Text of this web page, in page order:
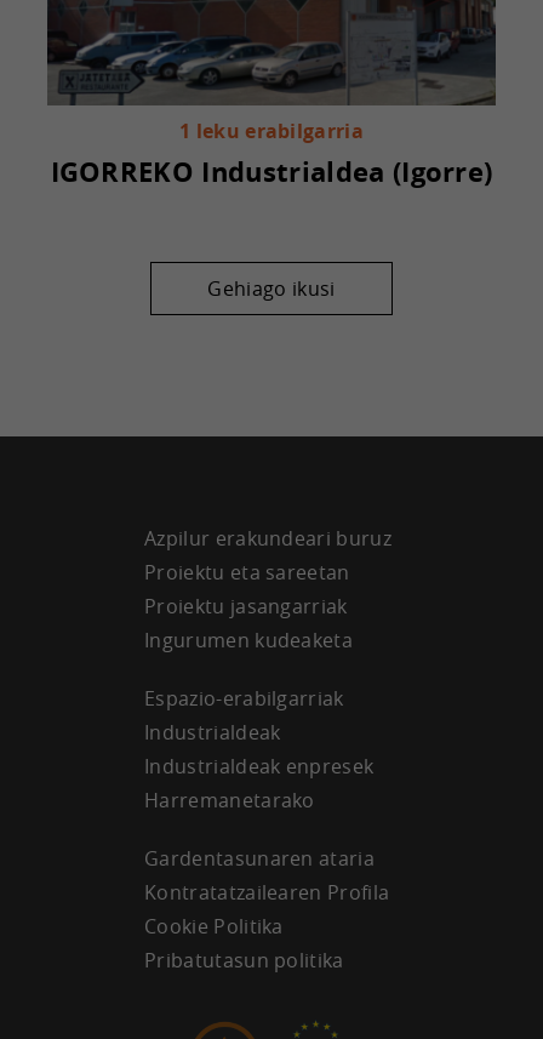
1 leku erabilgarria
IGORREKO Industrialdea (Igorre)
Gehiago ikusi
Azpilur erakundeari buruz
Proiektu eta sareetan
Proiektu jasangarriak
Ingurumen kudeaketa
Espazio-erabilgarriak
Industrialdeak
Industrialdeak enpresek
Harremanetarako
Gardentasunaren ataria
Kontratatzailearen Profila
Cookie Politika
Pribatutasun politika